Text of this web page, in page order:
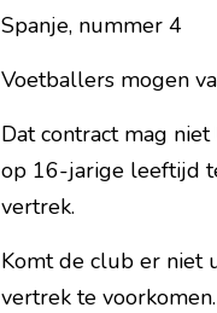
Spanje, nummer 4
Voetballers mogen
Dat contract mag
op 16-jarige leeftijd
vertrek.
Komt de club er niet
vertrek te